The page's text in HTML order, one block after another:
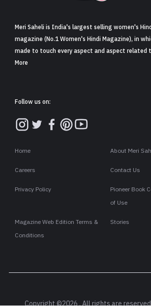
Meri Saheli is India's largest selling women's
magazine (No.1 Women's Hindi Magazine), in
made to touch every aspect and aspect related
More
Follow us on:
Home About Meri
Careers Contact Us
Privacy Policy
Pioneer Book
of Use
Magazine Web Edition Terms &
Conditions
Stories
Copyright ©2026 . All rights are